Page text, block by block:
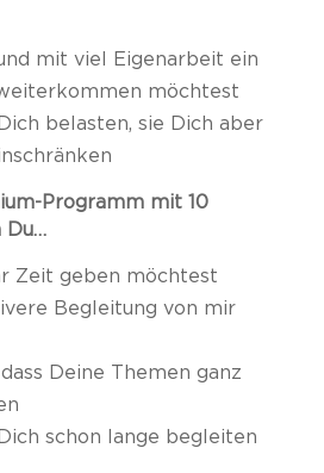
mit viel Eigenarbeit ein
möchtest
belasten, sie Dich aber
Programm mit 10
Du…
Zeit geben möchtest
Begleitung von mir
Deine Themen ganz
schon lange begleiten